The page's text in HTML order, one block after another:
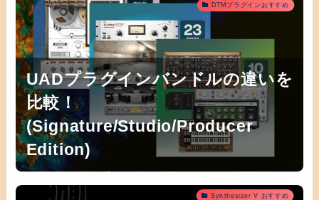
DTMプラグインおすすめ
UADプラグインバンドルの違いを
比較！
(Signature/Studio/Producer
Edition)
Synthesizer V おすすめ